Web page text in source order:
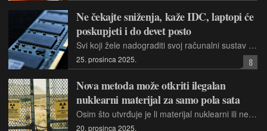
Ne čekajte sniženja, kaže IDC, laptopi će
poskupjeti i do devet posto
Svi koji žele nadograditi svoj računalni sustav trebali bi to učiniti što je prije moguće. Sniženja cijena neće biti - umjesto toga, nastavit će rasti.
25. prosinca 2025. 8
Nova metoda može otkriti ilegalan
nuklearni materijal za samo pola sata
Osim što utvrđuje je li materijal nuklearni ili ne, nova metoda može dati i naznake o njegovom podrijetlu jer sinteza nuklearnog goriva uključuje korak koji uvodi svojevrsnu oznaku.
20. prosinca 2025.